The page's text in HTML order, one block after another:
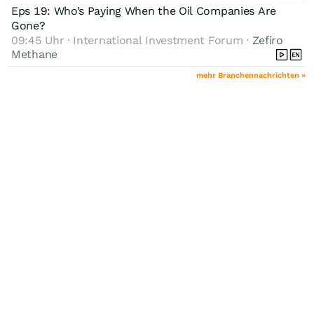
Eps 19: Who’s Paying When the Oil Companies Are
Gone?
09:45 Uhr · International Investment Forum · Zefiro
Methane
mehr Branchennachrichten »